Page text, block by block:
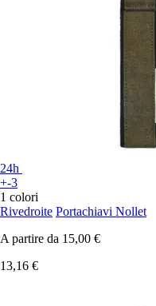
24h
+-3
1 colori
Rivedroite Portachiavi Nollet
A partire da 15,00 €
13,16 €